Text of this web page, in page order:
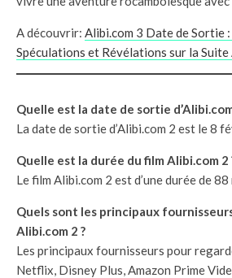
A découvrir: Alibi.com 3 Date de Sortie
Spéculations et Révélations sur la
Quelle est la date de sortie
La date de sortie d’Alibi.com 2 est le 8
Quelle est la durée du film Alibi.com 2
Le film Alibi.com 2 est d’une durée de 88
Quels sont les principaux
Alibi.com 2 ?
Les principaux fournisseurs pour
Netflix, Disney Plus, Amazon Prime